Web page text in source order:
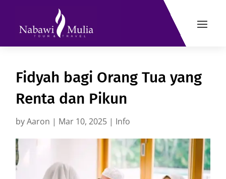
Fidyah bagi Orang Tua yang
Renta dan Pikun
byAaron | Mar 10, 2025 | Info